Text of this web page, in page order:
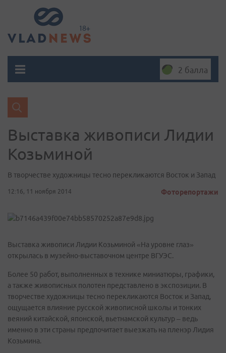
2 балла
Выставка живописи Лидии
Козьминой
В творчестве художницы тесно перекликаются Восток и Запад
12:16, 11 ноября 2014 Фоторепортажи
Выставка живописи Лидии Козьминой «На уровне глаз»
открылась в музейно-выставочном центре ВГУЭС.
Более 50 работ, выполненных в технике миниатюры, графики,
а также живописных полотен представлено в экспозиции. В
творчестве художницы тесно перекликаются Восток и Запад,
ощущается влияние русской живописной школы и тонких
веяний китайской, японской, вьетнамской культур – ведь
именно в эти страны предпочитает выезжать на пленэр Лидия
Козьмина.